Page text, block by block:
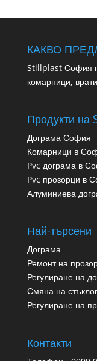
КАКВО
Stillplast София
комарници,
Продукти на
Дограма София
Комарници в
Pvc дограма в
Pvc прозорци в
Алуминиева
Най-търсени
Дограма
Ремонт на
Регулиране на
Смяна на
Регулиране на
Контакти